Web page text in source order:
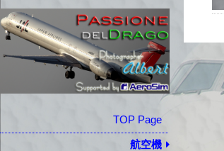
TOP Page
航空機